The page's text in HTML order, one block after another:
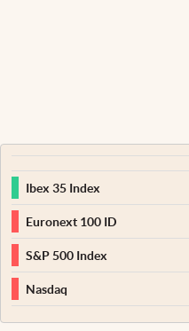
Ibex 35 Index
Euronext 100 ID
S&P 500 Index
Nasdaq